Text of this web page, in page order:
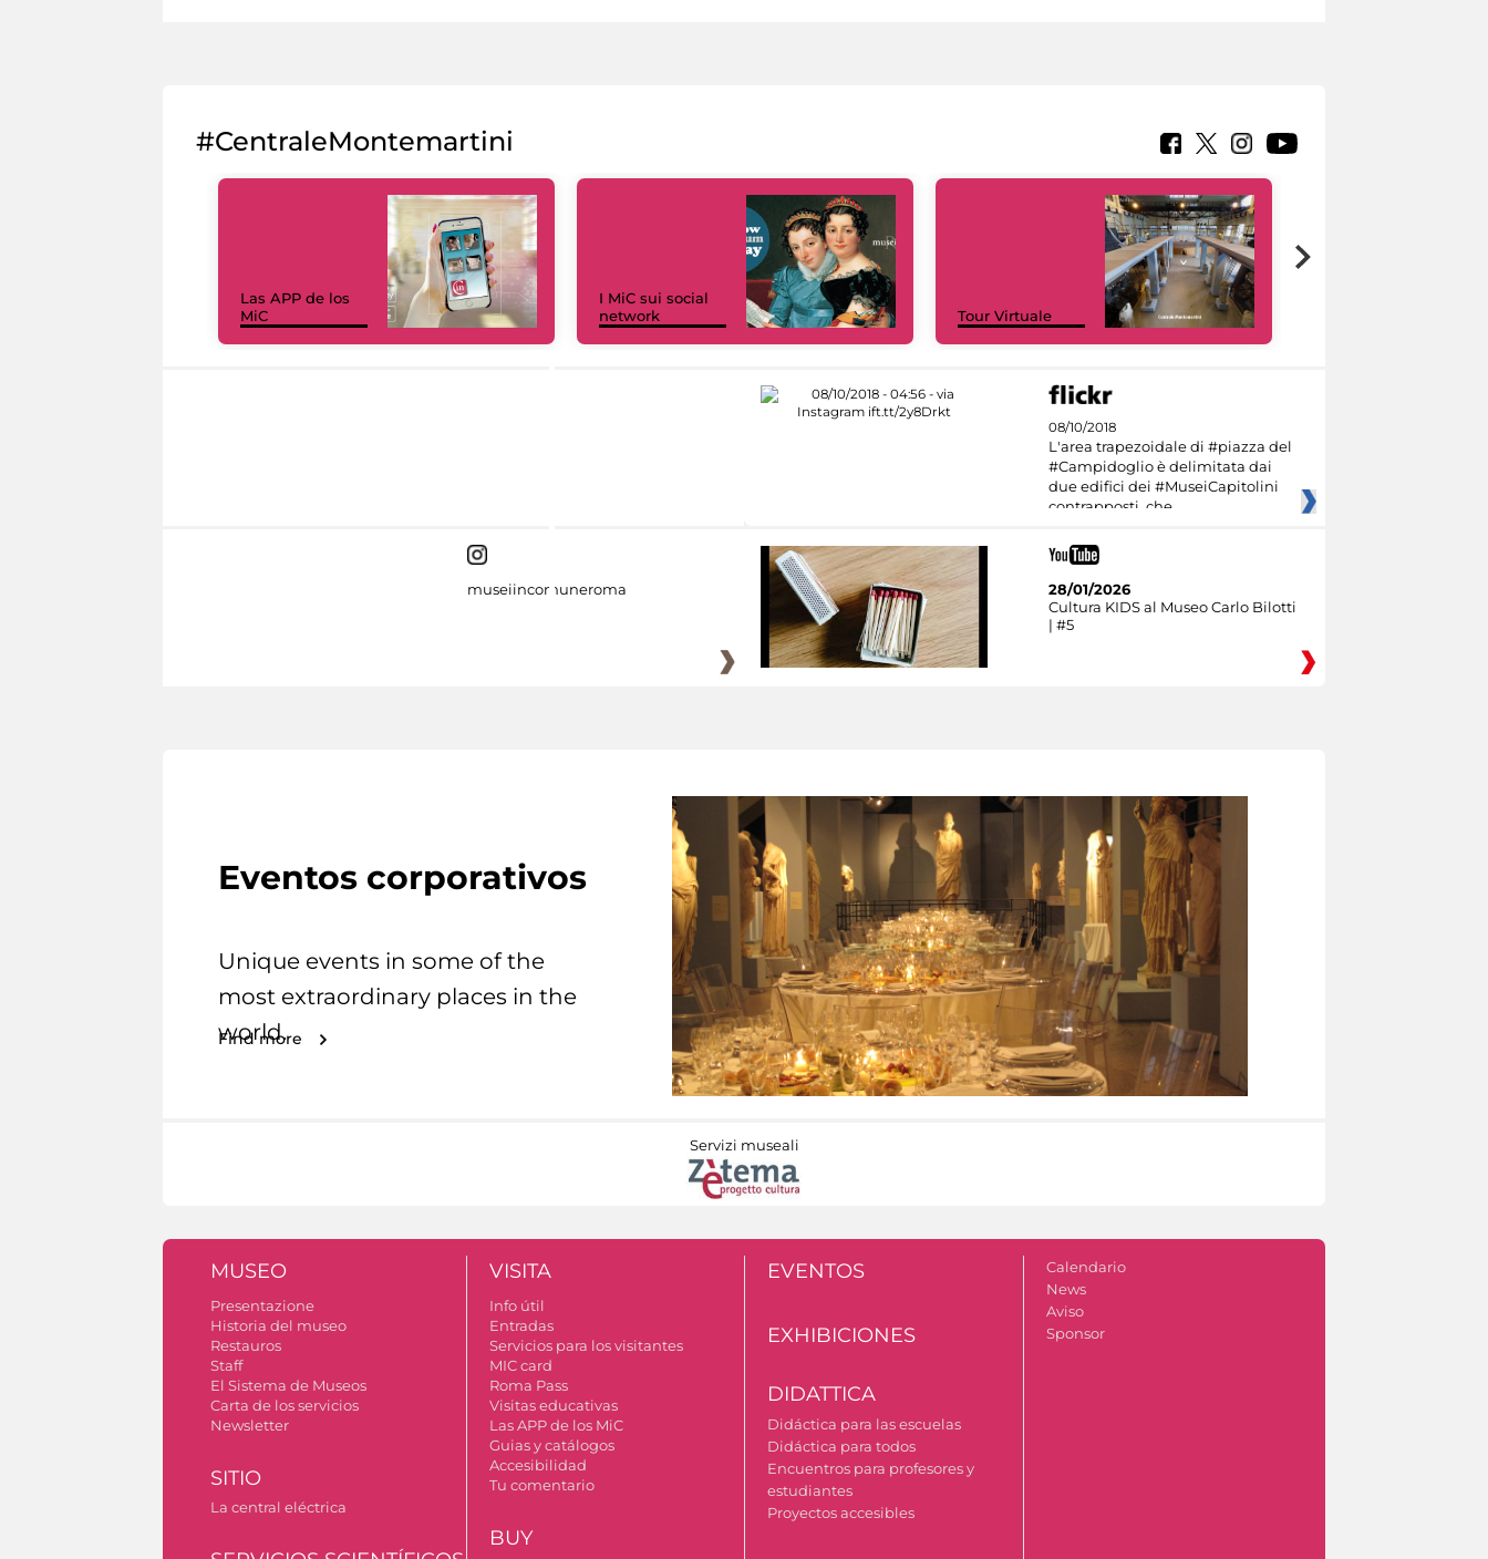
#CentraleMontemartini
Las APP de los
MiC
I MiC sui social
network
Tour Virtuale
08/10/2018
L'area trapezoidale di #piazza del
#Campidoglio è delimitata dai
due edifici dei #MuseiCapitolini
contrapposti, che
museiincomuneroma
28/01/2026
Cultura KIDS al Museo Carlo Bilotti
| #5
Eventos corporativos
Unique events in some of the
most extraordinary places in the
world.
Find more
Servizi museali
MUSEO
Presentazione
Historia del museo
Restauros
Staff
El Sistema de Museos
Carta de los servicios
Newsletter
SITIO
La central eléctrica
VISITA
Info útil
Entradas
Servicios para los visitantes
MIC card
Roma Pass
Visitas educativas
Las APP de los MiC
Guias y catálogos
Accesibilidad
Tu comentario
BUY
EVENTOS
EXHIBICIONES
DIDATTICA
Didáctica para las escuelas
Didáctica para todos
Encuentros para profesores y
estudiantes
Proyectos accesibles
Calendario
News
Aviso
Sponsor